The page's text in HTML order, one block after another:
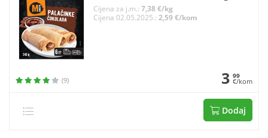
Cijena za j.m.: 7,38 €/kg
Cijena 02.05.2025.: 2,59 €/kom
(9) 3 99
€/kom
Dodaj